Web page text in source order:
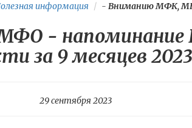
информация - Вниманию МФК,
- напоминание
за 9 месяцев
29 сентября 2023